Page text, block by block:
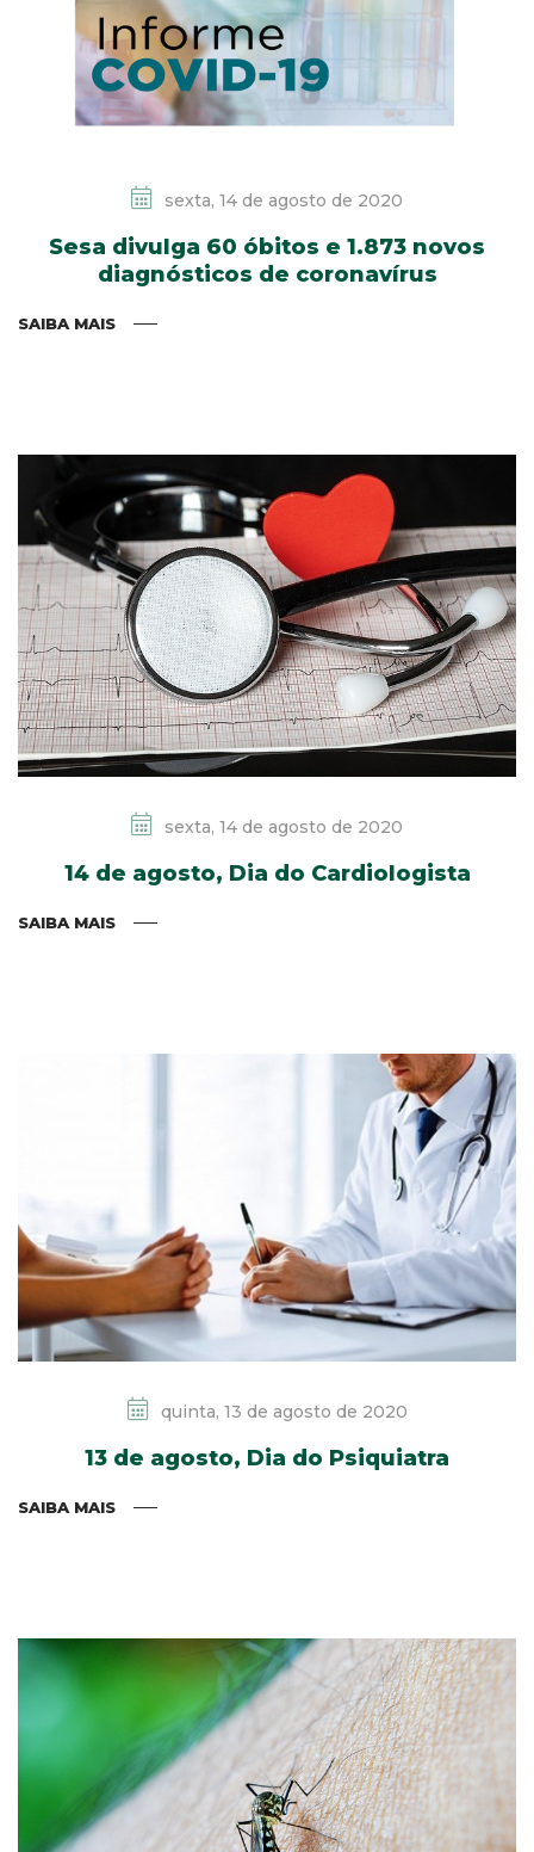
sexta, 14 de agosto de 2020
Sesa divulga 60 óbitos e 1.873 novos
diagnósticos de coronavírus
SAIBA MAIS
sexta, 14 de agosto de 2020
14 de agosto, Dia do Cardiologista
SAIBA MAIS
quinta, 13 de agosto de 2020
13 de agosto, Dia do Psiquiatra
SAIBA MAIS